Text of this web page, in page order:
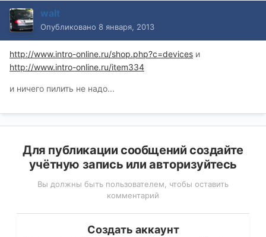
walt
Опубликовано 8 января, 2013
http://www.intro-online.ru/shop.php?c=devices и
http://www.intro-online.ru/item334
и ничего пилить не надо...
Для публикации сообщений создайте
учётную запись или авторизуйтесь
Вы должны быть пользователем, чтобы оставить
комментарий
Создать аккаунт